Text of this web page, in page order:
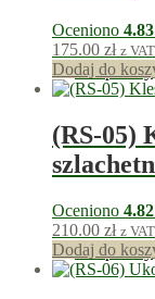
Oceniono 4.83
175.00 zł z VAT
175punkty
Dodaj do
(RS-05)
Oceniono 4.82
210.00 zł z VAT
210punkty
Dodaj do